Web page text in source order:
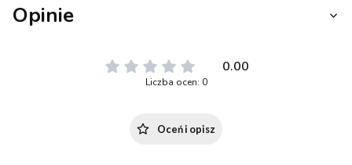
Opinie
0.00
Liczba ocen: 0
Oceń i opisz